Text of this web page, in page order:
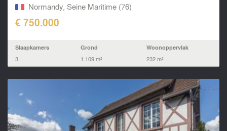
Normandy, Seine Maritime (76)
€ 750.000
Slaapkamers
3
Grond
1.109 m²
Woonoppervlak
232 m²